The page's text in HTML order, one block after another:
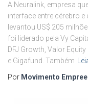
A Neuralink, empresa
interface entre cérebro
levantou US$ 205
foi liderado pela Vy
DFJ Growth, Valor
e Gigafund. Também
Por Movimento